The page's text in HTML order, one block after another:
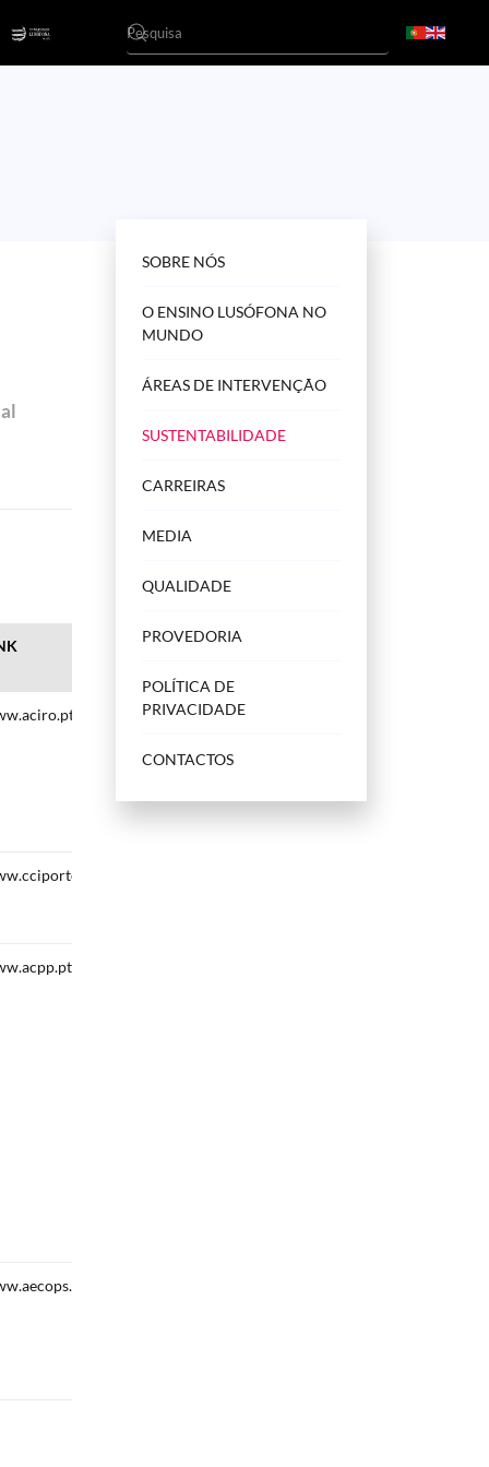
SOBRE NÓS
O ENSINO LUSÓFONA NO
MUNDO
ÁREAS DE INTERVENÇÃO
SUSTENTABILIDADE
CARREIRAS
MEDIA
QUALIDADE
PROVEDORIA
POLÍTICA DE
PRIVACIDADE
CONTACTOS